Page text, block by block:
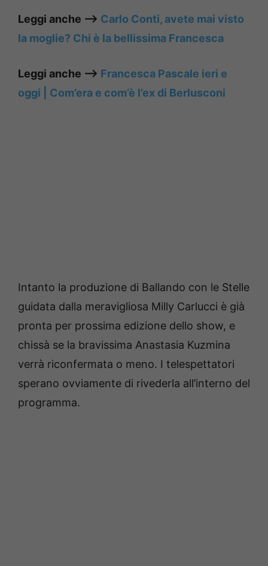
Leggi anche —–> Carlo Conti, avete mai visto
la moglie? Chi è la bellissima Francesca
Leggi anche —–> Francesca Pascale ieri e
oggi | Com’era e com’è l’ex di Berlusconi
Intanto la produzione di Ballando con le Stelle
guidata dalla meravigliosa Milly Carlucci è già
pronta per prossima edizione dello show, e
chissà se la bravissima Anastasia Kuzmina
verrà riconfermata o meno. I telespettatori
sperano ovviamente di rivederla all’interno del
programma.